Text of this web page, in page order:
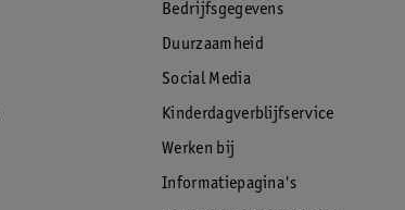
Bedrijfsgegevens
Duurzaamheid
Social Media
Kinderdagverblijfservice
Werken bij
Informatiepagina's